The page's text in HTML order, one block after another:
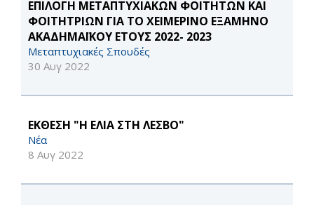
ΕΠΙΛΟΓΗ ΜΕΤΑΠΤΥΧΙΑΚΩΝ ΦΟΙΤΗΤΩΝ ΚΑΙ
ΦΟΙΤΗΤΡΙΩΝ ΓΙΑ ΤΟ ΧΕΙΜΕΡΙΝΟ ΕΞΑΜΗΝΟ
ΑΚΑΔΗΜΑΪΚΟΥ ΕΤΟΥΣ 2022- 2023
Μεταπτυχιακές Σπουδές
30 Αυγ 2022
ΕΚΘΕΣΗ "Η ΕΛΙΑ ΣΤΗ ΛΕΣΒΟ"
Νέα
8 Αυγ 2022